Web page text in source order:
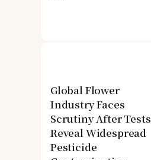
Global Flower
Industry Faces
Scrutiny After Tests
Reveal Widespread
Pesticide